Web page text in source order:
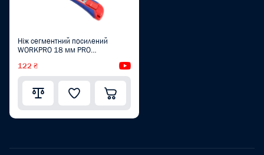
Ніж сегментний посилений
WORKPRO 18 мм PRO
122 ₴